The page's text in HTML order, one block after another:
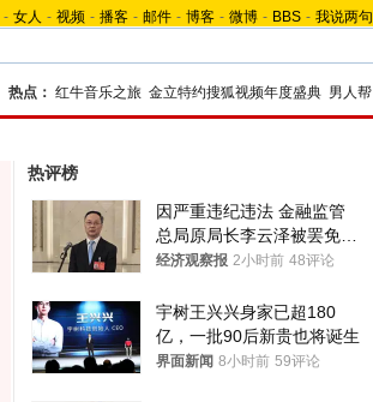
- 女人 - 视频 - 播客 - 邮件 - 博客 - 微博 - BBS - 我说两句
热点： 红牛音乐之旅 金立特约搜狐视频年度盛典 男人帮
热评榜
因严重违纪违法 金融监管
总局原局长李云泽被罢免全
国人大代表
经济观察报 2小时前 48评论
宇树王兴兴身家已超180
亿，一批90后新贵也将诞生
界面新闻 8小时前 59评论